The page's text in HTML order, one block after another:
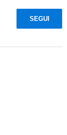
SEGUI